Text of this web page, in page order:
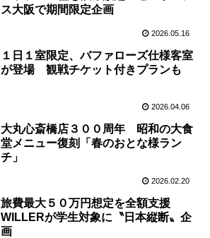
ス大阪で期間限定企画
2026.05.16
１日１室限定、バファローズ仕様客室
が登場 観戦チケット付きプランも
2026.04.06
大丸心斎橋店３００周年 昭和の大食
堂メニュー復刻「春のおとな様ラン
チ」
2026.02.20
旅費最大５０万円想定を全額支援
WILLERが学生対象に〝日本縦断〟企
画